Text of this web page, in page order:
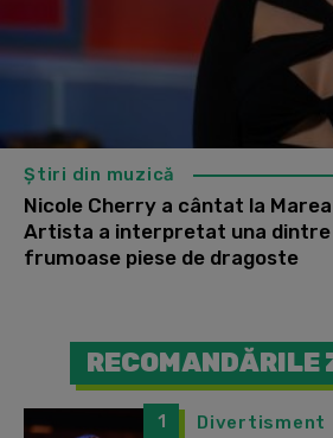
Știri din muzică
Nicole Cherry a cântat la
Artista a interpretat una dintre
frumoase piese de dragoste
RECOMANDĂRILE
1 Divertisment